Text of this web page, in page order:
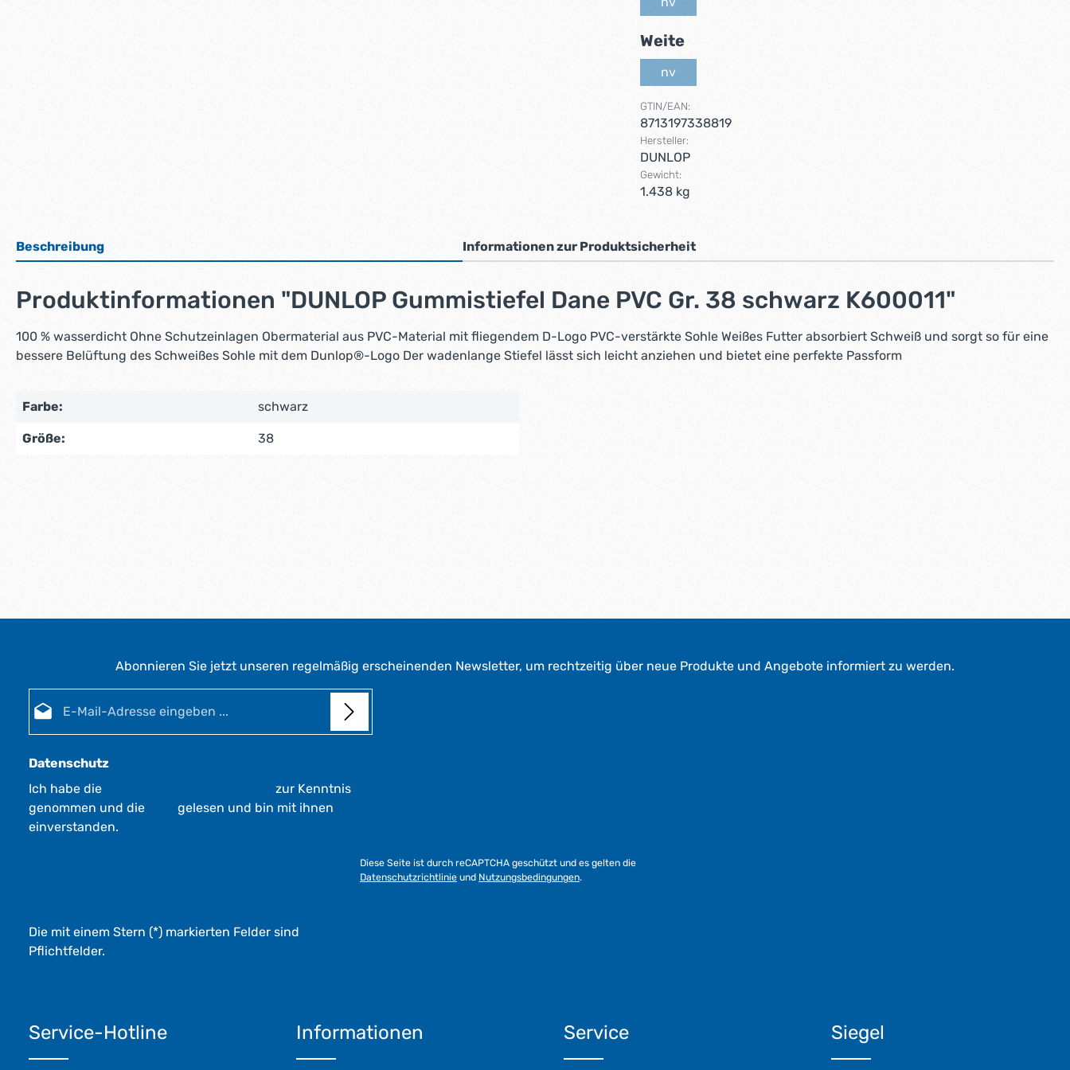
Weiteauswählen
nv
GTIN/EAN:
8713197338819
Hersteller:
DUNLOP
Gewicht:
1.438 kg
Beschreibung Informationen zur Produktsicherheit
Produktinformationen "DUNLOP Gummistiefel Dane PVC Gr. 38 schwarz K600011"
100 % wasserdicht Ohne Schutzeinlagen Obermaterial aus PVC-Material mit fliegendem D-Logo PVC-verstärkte Sohle Weißes Futter absorbiert Schweiß und sorgt so für eine
bessere Belüftung des Schweißes Sohle mit dem Dunlop®-Logo Der wadenlange Stiefel lässt sich leicht anziehen und bietet eine perfekte Passform
Farbe: schwarz
Größe: 38
Abonnieren Sie jetzt unseren regelmäßig erscheinenden Newsletter, um rechtzeitig über neue Produkte und Angebote informiert zu werden.
Datenschutz
Ich habe die
zur Kenntnis
genommen und die
gelesen und bin mit ihnen
einverstanden.
Diese Seite ist durch reCAPTCHA geschützt und es gelten die
Datenschutzrichtlinie und Nutzungsbedingungen.
Die mit einem Stern (*) markierten Felder sind
Pflichtfelder.
Service-Hotline Informationen Service Siegel